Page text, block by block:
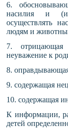
6.
насилия и
осуществлять
людям и
7.
неуважение к
8.
9. содержащая
10. содержащая
К информации,
детей